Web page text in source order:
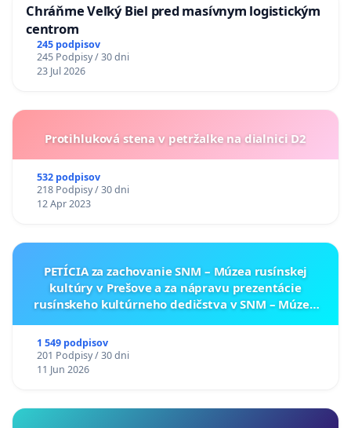
Chráňme Veľký Biel pred masívnym logistickým
centrom
245 podpisov
245 Podpisy / 30 dni
23 Jul 2026
Protihluková stena v petržalke na dialnici D2
532 podpisov
218 Podpisy / 30 dni
12 Apr 2023
PETÍCIA za zachovanie SNM – Múzea rusínskej
kultúry v Prešove a za nápravu prezentácie
rusínskeho kultúrneho dedičstva v SNM – Múzeu
1 549 podpisov
201 Podpisy / 30 dni
11 Jun 2026